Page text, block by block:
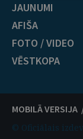
JAUNUMI
AFIŠA
FOTO / VIDEO
VĒSTKOPA
MOBILĀ VERSIJA
© Oficiālais